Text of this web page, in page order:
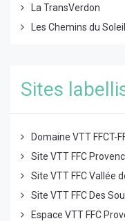
La TransVerdon
Les Chemins du Soleil
Sites
Domaine VTT FFCT-
Site VTT FFC
Site VTT FFC Vallée
Site VTT FFC Des
Espace VTT FFC